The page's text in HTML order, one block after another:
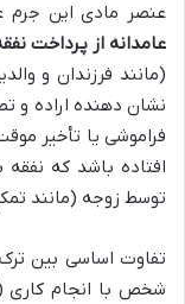
عنصر مادی این جرم
عامدانه از پرداخت
(مانند فرزندان و
نشان دهنده اراده و
فراموشی یا تأخیر
افتاده باشد که
توسط زوجه (مانند
تفاوت اساسی بین
شخص با انجام